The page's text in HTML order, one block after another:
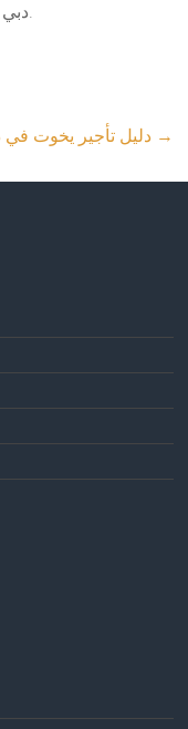
دبي توفر لك كل ما تحتاجه لقضاء يوم لا يُنسى.
دليل تأجير يخوت في دبي للاحتفالات →